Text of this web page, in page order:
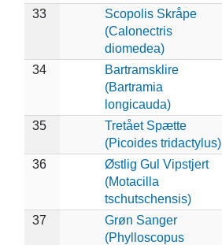
33
Scopolis Skråpe
(Calonectris
diomedea)
34
Bartramsklire
(Bartramia
longicauda)
35
Tretået Spætte
(Picoides tridactylus)
36
Østlig Gul Vipstjert
(Motacilla
tschutschensis)
37
Grøn Sanger
(Phylloscopus